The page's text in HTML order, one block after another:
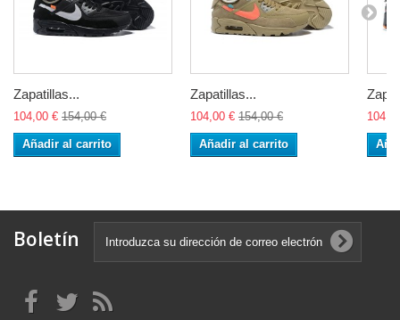
Zapatillas...
104,00 € 154,00 €
Añadir al carrito
Zapatillas...
104,00 € 154,00 €
Añadir al carrito
Boletín